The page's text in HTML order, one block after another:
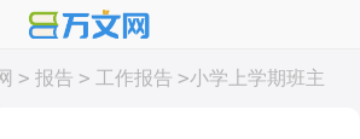
> 报告 > 工作报告 >小学上学期班主